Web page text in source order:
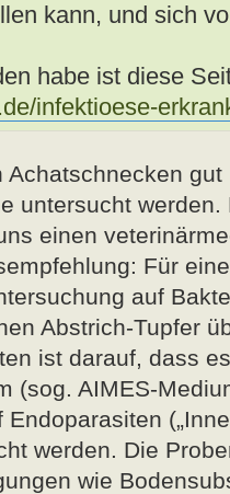
kann, und sich
habe ist diese
infektioese-
Achatschnecken
untersucht
einen
Für
auf
Abstrich-Tupfer
ist darauf, dass
(sog. AIMES-
werden. Die
wie